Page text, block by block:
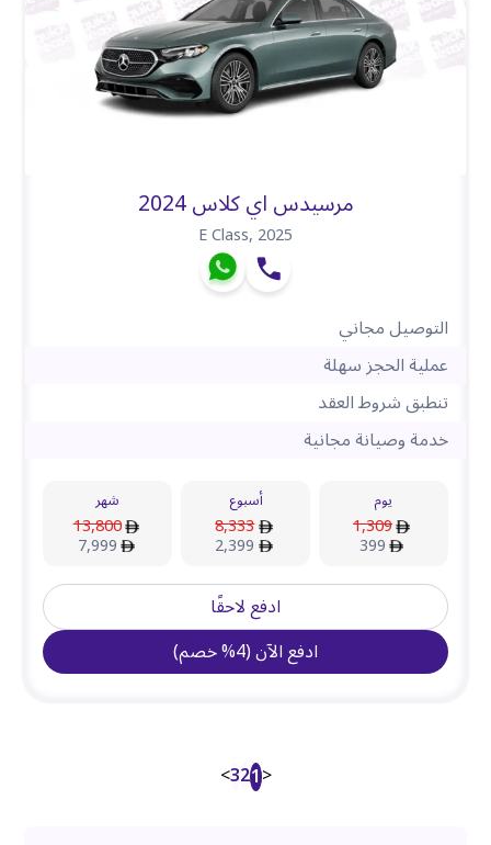
مرسيدس اي كلاس 2024
E Class,2025
التوصيل مجاني
عملية الحجز سهلة
تنطبق شروط العقد
خدمة وصيانة مجانية
يوم
1,309
399
أسبوع
8,333
2,399
شهر
13,800
7,999
ادفع لاحقًا
ادفع الآن(
4
%خصم)
<
1
2
3
>